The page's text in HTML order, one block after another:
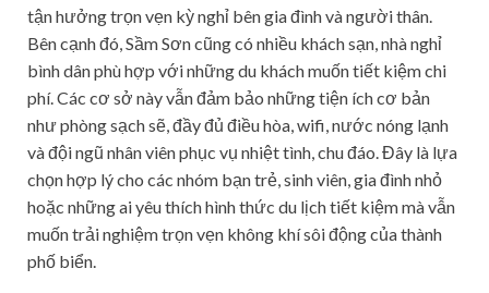
tận hưởng trọn vẹn kỳ nghỉ bên gia đình và người thân.
Bên cạnh đó, Sầm Sơn cũng có nhiều khách sạn, nhà nghỉ
bình dân phù hợp với những du khách muốn tiết kiệm chi
phí. Các cơ sở này vẫn đảm bảo những tiện ích cơ bản
như phòng sạch sẽ, đầy đủ điều hòa, wifi, nước nóng lạnh
và đội ngũ nhân viên phục vụ nhiệt tình, chu đáo. Đây là lựa
chọn hợp lý cho các nhóm bạn trẻ, sinh viên, gia đình nhỏ
hoặc những ai yêu thích hình thức du lịch tiết kiệm mà vẫn
muốn trải nghiệm trọn vẹn không khí sôi động của thành
phố biển.